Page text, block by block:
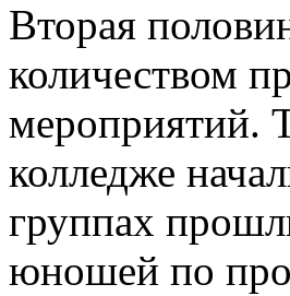
Вторая
количеством
мероприятий.
колледже
группах
юношей по